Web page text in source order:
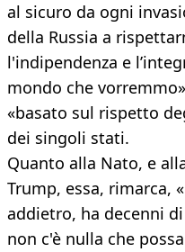
al sicuro da ogni
della Russia a
l'indipendenza e
mondo che
«basato sul rispetto
dei singoli stati.
Quanto alla Nato, e
Trump, essa, rimarca,
addietro, ha decenni
non c'è nulla che